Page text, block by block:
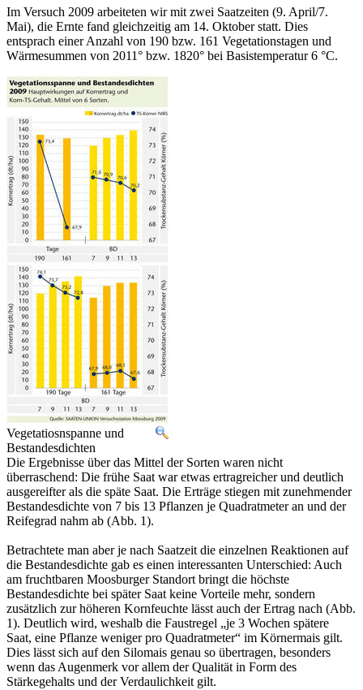
Im Versuch 2009 arbeiteten wir mit zwei Saatzeiten (9. April/7.
Mai), die Ernte fand gleichzeitig am 14. Oktober statt. Dies
entsprach einer Anzahl von 190 bzw. 161 Vegetationstagen und
Wärmesummen von 2011° bzw. 1820° bei Basistemperatur 6 °C.
Vegetatiosnspanne und
Bestandesdichten
Die Ergebnisse über das Mittel der Sorten waren nicht
überraschend: Die frühe Saat war etwas ertragreicher und deutlich
ausgereifter als die späte Saat. Die Erträge stiegen mit zunehmender
Bestandesdichte von 7 bis 13 Pflanzen je Quadratmeter an und der
Reifegrad nahm ab (Abb. 1).
Betrachtete man aber je nach Saatzeit die einzelnen Reaktionen auf
die Bestandesdichte gab es einen interessanten Unterschied: Auch
am fruchtbaren Moosburger Standort bringt die höchste
Bestandesdichte bei später Saat keine Vorteile mehr, sondern
zusätzlich zur höheren Kornfeuchte lässt auch der Ertrag nach (Abb.
1). Deutlich wird, weshalb die Faustregel „je 3 Wochen spätere
Saat, eine Pflanze weniger pro Quadratmeter“ im Körnermais gilt.
Dies lässt sich auf den Silomais genau so übertragen, besonders
wenn das Augenmerk vor allem der Qualität in Form des
Stärkegehalts und der Verdaulichkeit gilt.